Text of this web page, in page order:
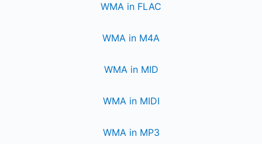
WMA in FLAC
WMA in M4A
WMA in MID
WMA in MIDI
WMA in MP3